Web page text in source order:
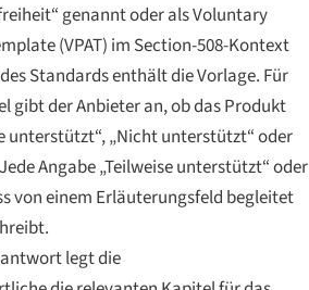
genannt oder als Voluntary
(VPAT) im Section-508-Kontext
Standards enthält die Vorlage. Für
gibt der Anbieter an, ob das Produkt
unterstützt“, „Nicht unterstützt“ oder
Angabe „Teilweise unterstützt“ oder
von einem Erläuterungsfeld begleitet
legt die